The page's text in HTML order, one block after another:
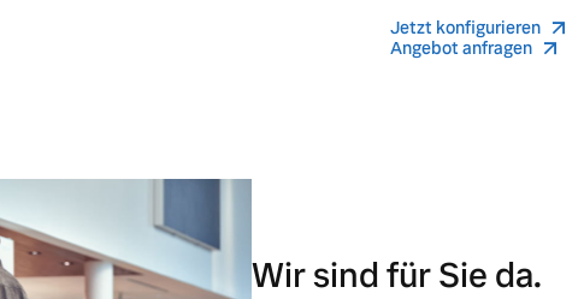
Jetzt konfigurieren
Angebot anfragen
Wir sind für Sie da.